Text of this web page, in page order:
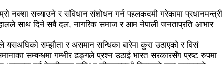
अब धरहरा चढ्न पैसा, पार्किङ शुल्क पनि लाग्ने
पाङ्ग्रे अटोको रुट परमिट दिन सुरु
नेकपा बहुमतको नवौं महाधिवेशन
वृद्धि
टिकट नपाउँदा १४ सय श्रमिक कोरिया उड्न पाएनन्
नक्शा सच्याउने र संविधान संशोधन गर्न पहलकदमी गरेकामा प्रधानमन्त्री
साथ दिने सबै दल, नागरिक समाज र आम नेपाली जनताप्रति आभार
यसअघिको सम्झौता र असमान सन्धिका बारेमा कुरा उठाएको र विसं
सम्बन्धमा गम्भीर ढङ्गले प्रश्न उठाई भारत सरकारसँग प्रष्ट रुपमा